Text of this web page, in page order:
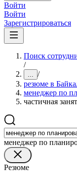
Войти
Войти
Зарегистрироваться
Поиск
/
... /
резюме в
менеджер по
частичная
менеджер по
Резюме